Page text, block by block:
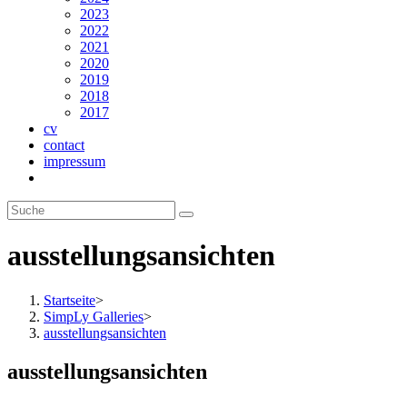
2023
2022
2021
2020
2019
2018
2017
cv
contact
impressum
umschalten
ausstellungsansichten
Startseite>
SimpLy Galleries>
ausstellungsansichten
ausstellungsansichten